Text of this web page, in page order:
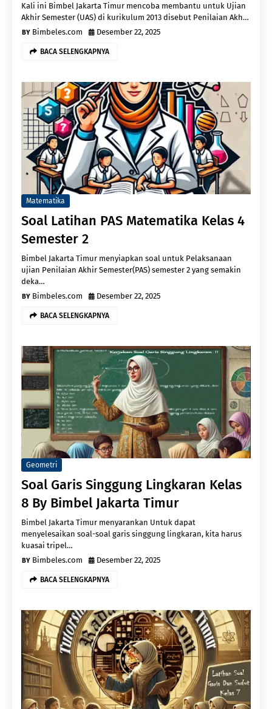
Kali ini Bimbel Jakarta Timur mencoba membantu untuk Ujian
Akhir Semester (UAS) di kurikulum 2013 disebut Penilaian Akh…
Bimbeles.com
Desember 22, 2025
BACA SELENGKAPNYA
Matematika
Soal Latihan PAS Matematika Kelas 4
Semester 2
Bimbel Jakarta Timur menyiapkan soal untuk Pelaksanaan
ujian Penilaian Akhir Semester(PAS) semester 2 yang semakin
deka…
Bimbeles.com
Desember 22, 2025
BACA SELENGKAPNYA
Geometri
Soal Garis Singgung Lingkaran Kelas
8 By Bimbel Jakarta Timur
Bimbel Jakarta Timur menyarankan Untuk dapat
menyelesaikan soal-soal garis singgung lingkaran, kita harus
kuasai tripel…
Bimbeles.com
Desember 22, 2025
BACA SELENGKAPNYA